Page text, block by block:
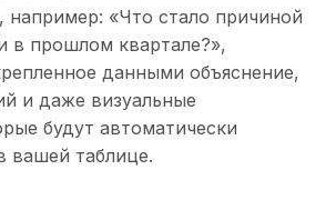
например: «Что стало причиной
в прошлом квартале?»,
данными объяснение,
и даже визуальные
будут автоматически
вашей таблице.